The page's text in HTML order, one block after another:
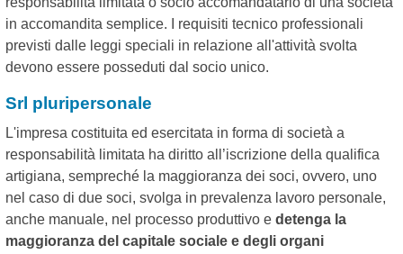
in accomandita semplice. I requisiti tecnico professionali
previsti dalle leggi speciali in relazione all'attività svolta
devono essere posseduti dal socio unico.
Srl pluripersonale
L'impresa costituita ed esercitata in forma di società a
responsabilità limitata ha diritto all’iscrizione della qualifica
artigiana, sempreché la maggioranza dei soci, ovvero, uno
nel caso di due soci, svolga in prevalenza lavoro personale,
anche manuale, nel processo produttivo e detenga la
maggioranza del capitale sociale e degli organi